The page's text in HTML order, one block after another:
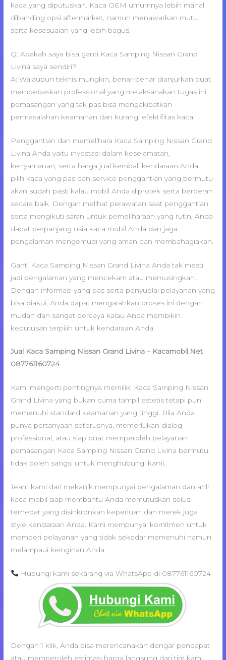
kaca yang diputuskan. Kaca OEM umumnya lebih mahal
dibanding opsi aftermarket, namun menawarkan mutu
serta kesesuaian yang lebih bagus.
Q: Apakah saya bisa ganti Kaca Samping Nissan Grand
Livina saya sendiri?
A: Walaupun teknis mungkin, benar-benar dianjurkan buat
membebaskan professional yang melaksanakan tugas ini.
pemasangan yang tak pas bisa mengakibatkan
permasalahan keamanan dan kurangi efektifitas kaca.
Penggantian dan memelihara Kaca Samping Nissan Grand
Livina Anda yaitu investasi dalam keselamatan,
kenyamanan, serta harga jual kembali kendaraan Anda.
pilih kaca yang pas dan service penggantian yang bermutu
akan sudah pasti kalau mobil Anda diprotek serta berperan
secara baik. Dengan melihat perawatan saat penggantian
serta mengikuti saran untuk pemeliharaan yang rutin, Anda
dapat perpanjang usia kaca mobil Anda dan jaga
pengalaman mengemudi yang aman dan membahagiakan.
Ganti Kaca Samping Nissan Grand Livina Anda tak mesti
jadi pengalaman yang mencekam atau memusingkan.
Dengan informasi yang pas serta penyuplai pelayanan yang
bisa diakui, Anda dapat mengarahkan proses ini dengan
mudah dan sangat percaya kalau Anda membikin
keputusan terpilih untuk kendaraan Anda.
Jual Kaca Samping Nissan Grand Livina – Kacamobil.Net
087761160724
Kami mengerti pentingnya memiliki Kaca Samping Nissan
Grand Livina yang bukan cuma tampil estetis tetapi pun
memenuhi standard keamanan yang tinggi. Bila Anda
punya pertanyaan seterusnya, memerlukan dialog
professional, atau siap buat memperoleh pelayanan
pemasangan Kaca Samping Nissan Grand Livina bermutu,
tidak boleh sangsi untuk menghubungi kami.
Team kami dari mekanik mempunyai pengalaman dan ahli
kaca mobil siap membantu Anda memutuskan solusi
terhebat yang disinkronkan keperluan dan merek juga
style kendaraan Anda. Kami mempunyai komitmen untuk
memberi pelayanan yang tidak sekedar memenuhi namun
melampaui keinginan Anda.
Hubungi kami sekarang via WhatsApp di 087761160724
Dengan 1 klik, Anda bisa merencanakan dengar pendapat
atau memperoleh estimasi harga langsung dari tim kami.